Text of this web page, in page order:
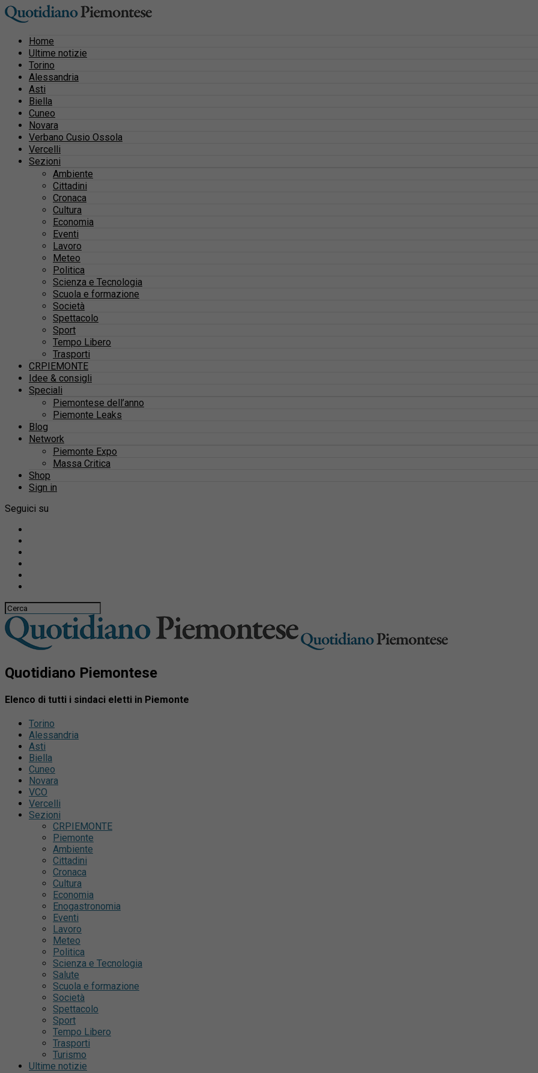
Home
Ultime notizie
Torino
Alessandria
Asti
Biella
Cuneo
Novara
Verbano Cusio Ossola
Vercelli
Sezioni
Ambiente
Cittadini
Cronaca
Cultura
Economia
Eventi
Lavoro
Meteo
Politica
Scienza e Tecnologia
Scuola e formazione
Società
Spettacolo
Sport
Tempo Libero
Trasporti
CRPIEMONTE
Idee & consigli
Speciali
Piemontese dell’anno
Piemonte Leaks
Blog
Network
Piemonte Expo
Massa Critica
Shop
Sign in
Seguici su
Quotidiano Piemontese
Elenco di tutti i sindaci eletti in Piemonte
Torino
Alessandria
Asti
Biella
Cuneo
Novara
VCO
Vercelli
Sezioni
CRPIEMONTE
Piemonte
Ambiente
Cittadini
Cronaca
Cultura
Economia
Enogastronomia
Eventi
Lavoro
Meteo
Politica
Scienza e Tecnologia
Salute
Scuola e formazione
Società
Spettacolo
Sport
Tempo Libero
Trasporti
Turismo
Ultime notizie